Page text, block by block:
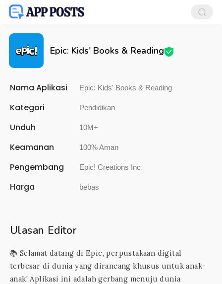
Epic: Kids' Books & Reading
Nama Aplikasi Epic: Kids' Books & Reading
Kategori Pendidikan
Unduh 10M+
Keamanan 100% Aman
Pengembang Epic! Creations Inc
Harga bebas
Ulasan Editor
📚 Selamat datang di Epic, perpustakaan digital
terbesar di dunia yang dirancang khusus untuk anak-
anak! Aplikasi ini adalah gerbang menuju dunia